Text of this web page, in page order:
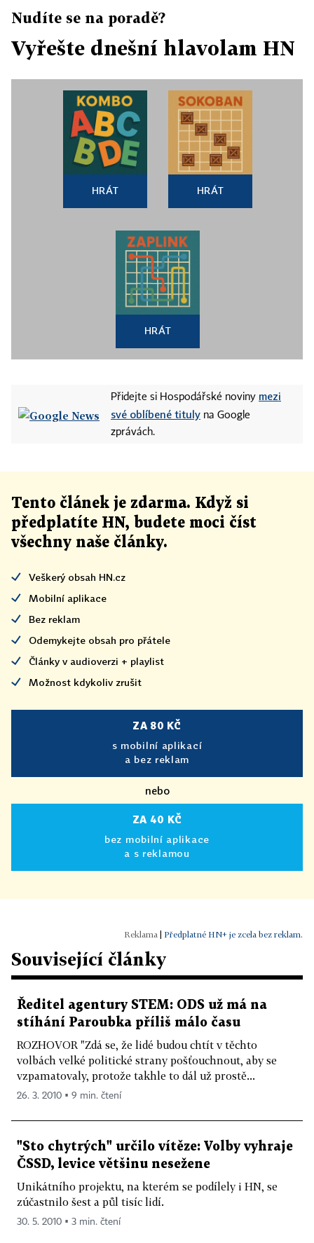
Nudíte se na poradě?
Vyřešte dnešní hlavolam HN
HRÁT HRÁT
HRÁT
Přidejte si Hospodářské noviny mezi
své oblíbené tituly na Google
zprávách.
Tento článek je zdarma. Když si
předplatíte HN, budete moci číst
všechny naše články.
Veškerý obsah HN.cz
Mobilní aplikace
Bez reklam
Odemykejte obsah pro přátele
Články v audioverzi + playlist
Možnost kdykoliv zrušit
ZA 80 KČ
s mobilní aplikací
a bez reklam
nebo
ZA 40 KČ
bez mobilní aplikace
a s reklamou
Předplatné HN+ je zcela bez reklam.
Související články
Ředitel agentury STEM: ODS už má na
stíhání Paroubka příliš málo času
ROZHOVOR "Zdá se, že lidé budou chtít v těchto
volbách velké politické strany pošťouchnout, aby se
vzpamatovaly, protože takhle to dál už prostě...
26. 3. 2010 ▪ 9 min. čtení
"Sto chytrých" určilo vítěze: Volby vyhraje
ČSSD, levice většinu nesežene
Unikátního projektu, na kterém se podílely i HN, se
zúčastnilo šest a půl tisíc lidí.
30. 5. 2010 ▪ 3 min. čtení